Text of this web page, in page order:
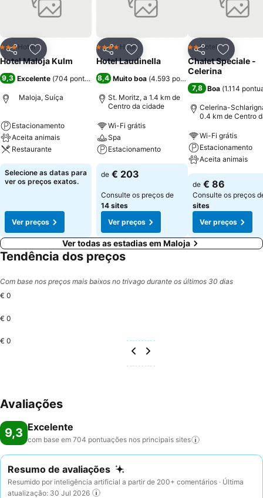
PartilharAdicionar aos favoritos
3 Estrelas
Hotel
Hotel Maloja Kulm
9,3 Excelente (704 pontuações)
Maloja, Suíça
Estacionamento
Aceita animais
Restaurante
Selecione as datas para
ver os preços exatos.
Ver preços
PartilharAdicionar aos favoritos
4 EstrelasHotel
Hotel Laudinella
8,4 Muito boa (4.593 pontuações
St. Moritz, a 1.4 km de
Centro da cidade
Wi-Fi grátis
Spa
Estacionamento
de € 203
Consulte os preços de
14 sites
Ver preços
Partilhar
2 Estrelas
Hotel
Chalet Speciale -
Celerina
7,8 Boa (1.114
Celerina-
0.4 km de Centro
Wi-Fi grátis
Estacionamento
Aceita animais
de € 86
Consulte os preços
sites
Ver preços
Ver todas as estadias em Maloja
Tendência dos preços
Com base nos preços mais baixos no trivago durante os últimos 30 dias
€ 0
€ 0
€ 0
Avaliações
9,3 Excelente
com base em 704 pontuações nos principais sites
Resumo de avaliações
Resumido por inteligência artificial a partir de 200+ comentários · Última
atualização: 30 Jul 2026